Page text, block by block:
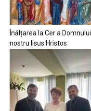
Înălțarea la Cer a Domnului
nostru Iisus Hristos